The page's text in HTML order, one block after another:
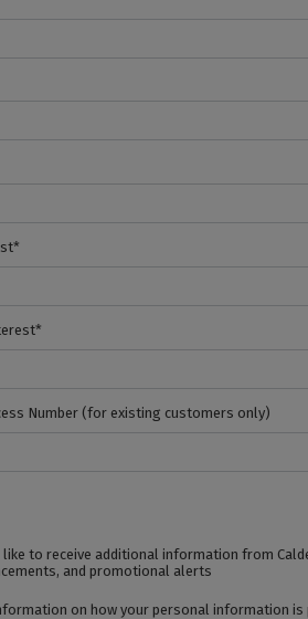
Number (for existing customers only)
like to receive additional information from
and promotional alerts
on how your personal information